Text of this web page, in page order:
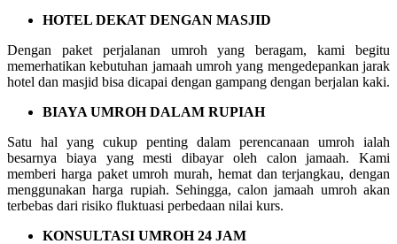
HOTEL DEKAT DENGAN MASJID
Dengan paket perjalanan umroh yang beragam, kami begitu
memerhatikan kebutuhan jamaah umroh yang mengedepankan jarak
hotel dan masjid bisa dicapai dengan gampang dengan berjalan kaki.
BIAYA UMROH DALAM RUPIAH
Satu hal yang cukup penting dalam perencanaan umroh ialah
besarnya biaya yang mesti dibayar oleh calon jamaah. Kami
memberi harga paket umroh murah, hemat dan terjangkau, dengan
menggunakan harga rupiah. Sehingga, calon jamaah umroh akan
terbebas dari risiko fluktuasi perbedaan nilai kurs.
KONSULTASI UMROH 24 JAM